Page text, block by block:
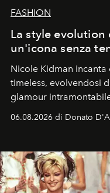
FASHION
La style
un'icona senza
Nicole Kidman
timeless, evolvendosi
glamour
Italia la sua style
06.08.2026 di Donato